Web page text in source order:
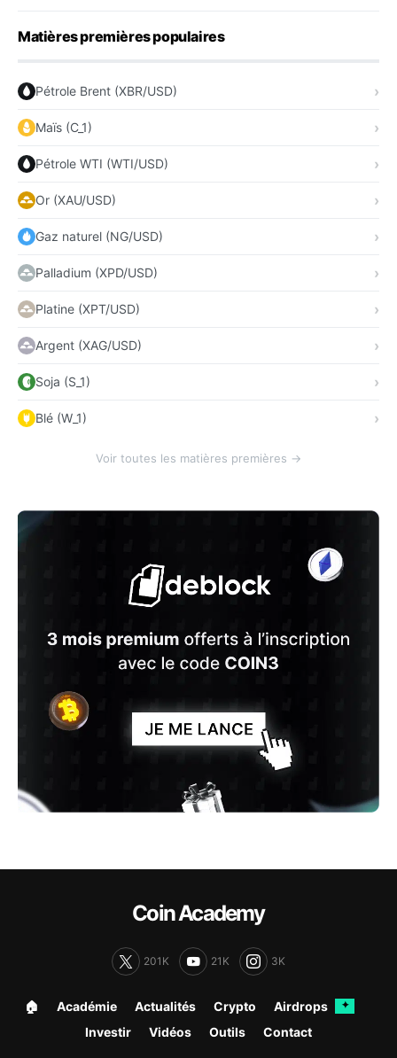
Matières premières populaires
Pétrole Brent (XBR/USD)
Maïs (C_1)
Pétrole WTI (WTI/USD)
Or (XAU/USD)
Gaz naturel (NG/USD)
Palladium (XPD/USD)
Platine (XPT/USD)
Argent (XAG/USD)
Soja (S_1)
Blé (W_1)
Voir toutes les matières premières →
Coin Academy
201K 21K 3K
🏠︎ Académie Actualités Crypto Airdrops ✦
Investir Vidéos Outils Contact